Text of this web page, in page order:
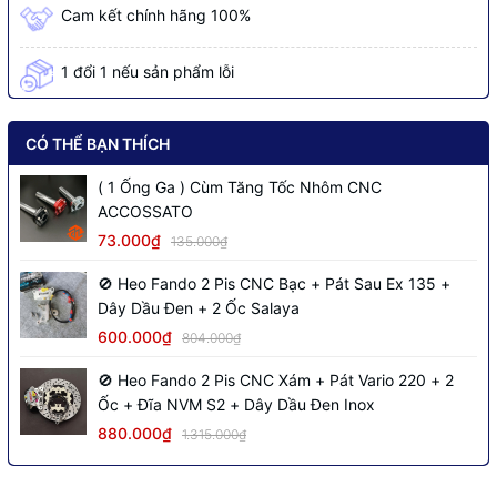
Cam kết chính hãng 100%
1 đổi 1 nếu sản phẩm lỗi
CÓ THỂ BẠN THÍCH
( 1 Ống Ga ) Cùm Tăng Tốc Nhôm CNC
ACCOSSATO
73.000₫ 135.000₫
🚫 Heo Fando 2 Pis CNC Bạc + Pát Sau Ex 135 +
Dây Dầu Đen + 2 Ốc Salaya
600.000₫ 804.000₫
🚫 Heo Fando 2 Pis CNC Xám + Pát Vario 220 + 2
Ốc + Đĩa NVM S2 + Dây Dầu Đen Inox
880.000₫ 1.315.000₫